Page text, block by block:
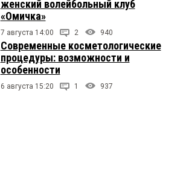
женский волейбольный клуб
«Омичка»
7 августа 14:00 2 940
Современные косметологические
процедуры: возможности и
особенности
6 августа 15:20 1 937